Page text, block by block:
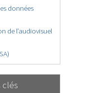
données
de l’audiovisuel
clés